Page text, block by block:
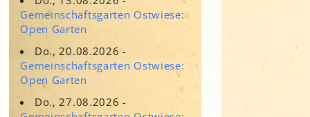
Grün in Sicht
Garten der Sinne
Interkultureller Garten
Blumenau
Kultgarten der WerkBox3
Adressen für Gartenbedarf
Erde & Kompost
Gemeinschaftsgarten Ostwiese:
Open Garten
Do., 20.08.2026 -
Gemeinschaftsgarten Ostwiese:
Open Garten
Do., 27.08.2026 -